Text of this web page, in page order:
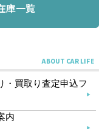
庫一覧
・買取り査定申込フ
内